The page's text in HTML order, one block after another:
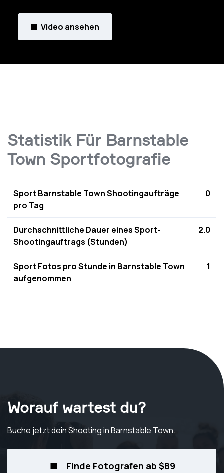
Video ansehen
Statistik Für Barnstable
Town Sportfotografie
Sport Barnstable Town Shootingaufträge
pro Tag
0
Durchschnittliche Dauer eines Sport-
Shootingauftrags (Stunden)
2.0
Sport Fotos pro Stunde in Barnstable Town
aufgenommen
1
Worauf wartest du?
Buche jetzt dein Shootingin Barnstable Town.
Finde Fotografen ab $89